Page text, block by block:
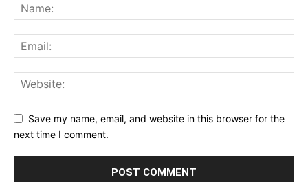
Save my name, email, and website in this browser for the
next time I comment.